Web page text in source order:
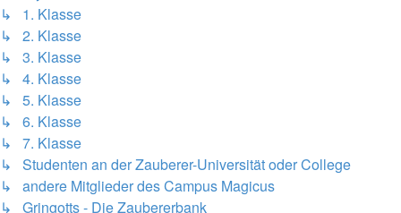
↳ 1. Klasse
↳ 2. Klasse
↳ 3. Klasse
↳ 4. Klasse
↳ 5. Klasse
↳ 6. Klasse
↳ 7. Klasse
↳ Studenten an der Zauberer-Universität oder College
↳ andere Mitglieder des Campus Magicus
↳ Gringotts - Die Zaubererbank